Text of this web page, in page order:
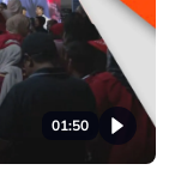
01:50